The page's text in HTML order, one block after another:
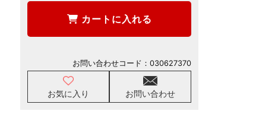
カートに入れる
お気に入り お問い合わせ
お問い合わせコード： 030627370